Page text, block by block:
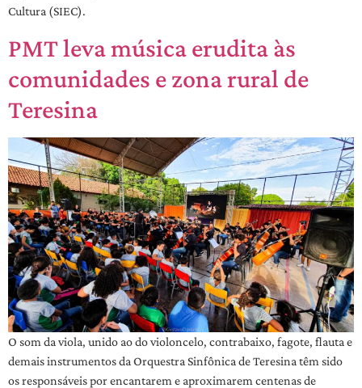
Cultura (SIEC).
PMT leva música erudita às
comunidades e zona rural de
Teresina
O som da viola, unido ao do violoncelo, contrabaixo, fagote, flauta e
demais instrumentos da Orquestra Sinfônica de Teresina têm sido
os responsáveis por encantarem e aproximarem centenas de